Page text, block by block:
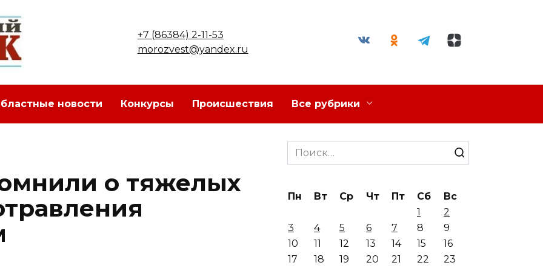
+7 (86384) 2-11-53
morozvest@yandex.ru
новости Конкурсы Происшествия Все рубрики
о тяжелых
Search
for:
Пн Вт Ср Чт Пт Сб
Вс
1
2
3
4 5 6 7 8
9
10
11 12 13 14 15
16
17
18 19 20 21 22
23